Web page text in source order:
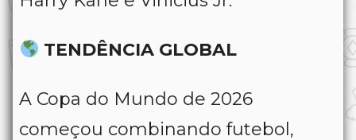
TENDÊNCIA GLOBAL
A Copa do Mundo de 2026
começou combinando futebol,